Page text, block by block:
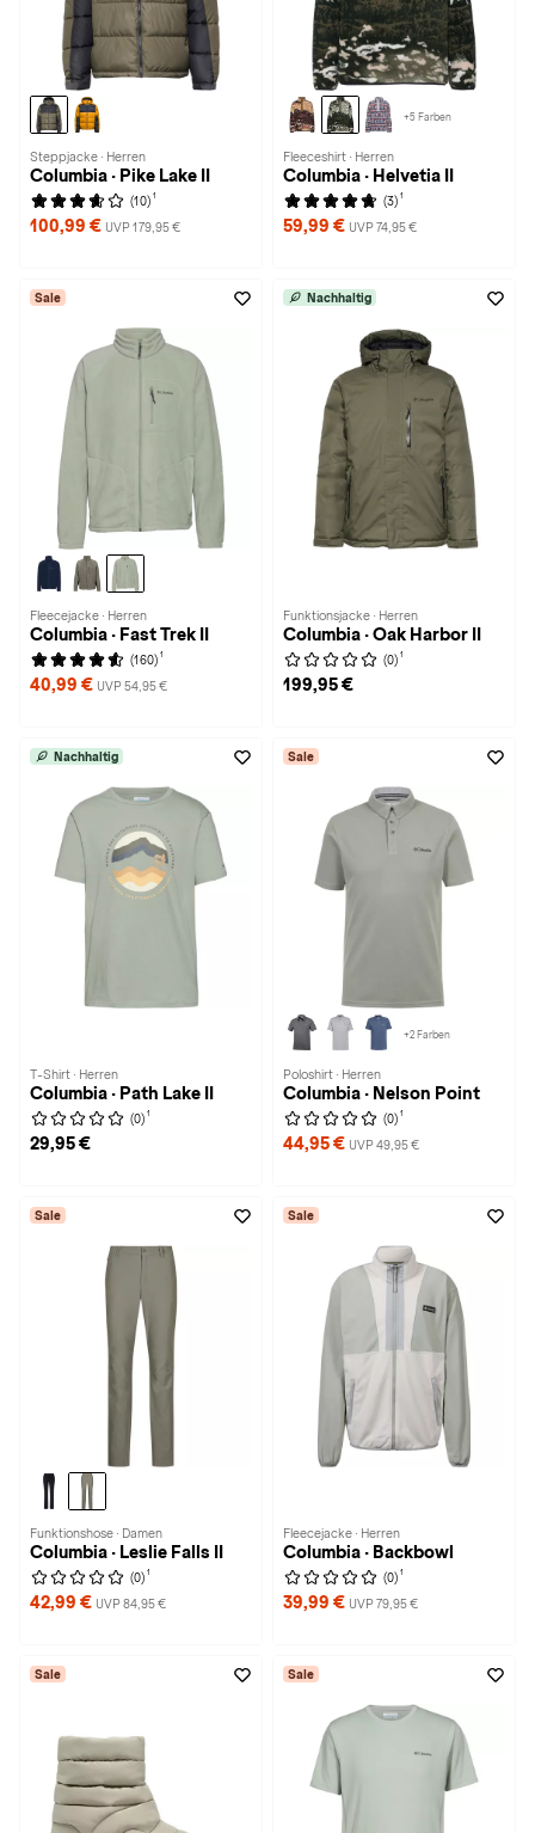
Steppjacke · Herren
Columbia · Pike Lake II
(10) 1
100,99 € UVP 179,95 €
+5 Farben
Fleeceshirt · Herren
Columbia · Helvetia II
(3) 1
59,99 € UVP 74,95 €
Sale
Fleecejacke · Herren
Columbia · Fast Trek II
(160) 1
40,99 € UVP 54,95 €
Nachhaltig
Funktionsjacke · Herren
Columbia · Oak Harbor II
(0) 1
199,95 €
Nachhaltig
T-Shirt · Herren
Columbia · Path Lake II
(0) 1
29,95 €
Sale
+2 Farben
Poloshirt · Herren
Columbia · Nelson Point
(0) 1
44,95 € UVP 49,95 €
Sale
Funktionshose · Damen
Columbia · Leslie Falls II
(0) 1
42,99 € UVP 84,95 €
Sale
Fleecejacke · Herren
Columbia · Backbowl
(0) 1
39,99 € UVP 79,95 €
Sale Sale